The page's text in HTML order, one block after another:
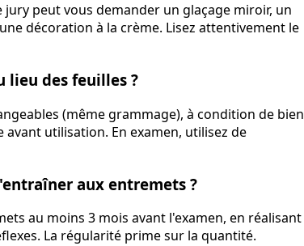
peut vous demander un glaçage miroir, un
décoration à la crème. Lisez attentivement le
lieu des feuilles ?
(même grammage), à condition de bien
utilisation. En examen, utilisez de
aux entremets ?
au moins 3 mois avant l'examen, en réalisant
La régularité prime sur la quantité.